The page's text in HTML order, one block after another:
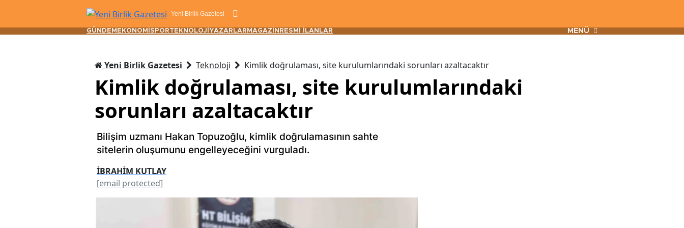
Yeni Birlik Gazetesi
GÜNDEM EKONOMİ SPORTEKNOLOJİ YAZARLAR MAGAZİN RESMİ İLANLAR MENÜ
Yeni Birlik Gazetesi Teknoloji Kimlik doğrulaması, site kurulumlarındaki sorunları azaltacaktır
Kimlik doğrulaması, site kurulumlarındaki
sorunları azaltacaktır
Bilişim uzmanı Hakan Topuzoğlu, kimlik doğrulamasının sahte
sitelerin oluşumunu engelleyeceğini vurguladı.
İBRAHİM KUTLAY
[email protected]